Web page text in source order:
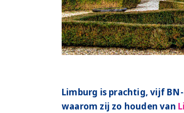
Limburg is prachtig, vijf
waarom zij zo houden van